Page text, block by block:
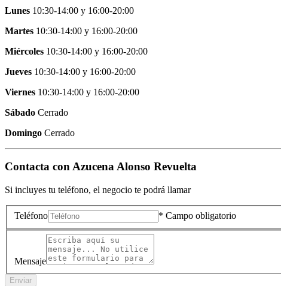
Lunes 10:30-14:00 y 16:00-20:00
Martes 10:30-14:00 y 16:00-20:00
Miércoles 10:30-14:00 y 16:00-20:00
Jueves 10:30-14:00 y 16:00-20:00
Viernes 10:30-14:00 y 16:00-20:00
Sábado Cerrado
Domingo Cerrado
Contacta conAzucena Alonso Revuelta
Si incluyes tu teléfono, el negocio te podrá llamar
Teléfono * Campo obligatorio
Mensaje
Enviar